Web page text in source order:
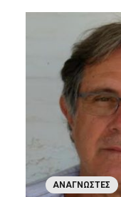
ΑΝΑΓΝΏΣΤΕΣ